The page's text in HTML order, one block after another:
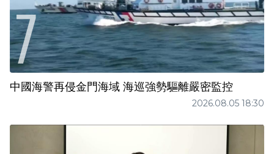
中國海警再侵金門海域 海巡強勢驅離嚴密監控
2026.08.05 18:30